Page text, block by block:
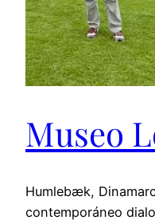
Museo
Humlebæk,
contemporáneo